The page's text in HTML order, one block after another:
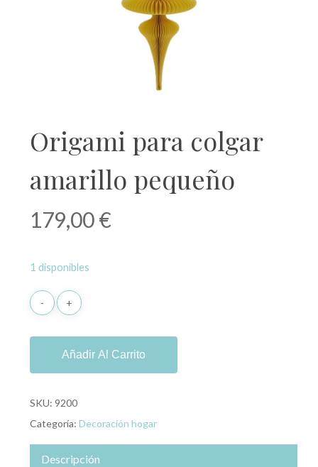
Origami para colgar
amarillo pequeño
179,00€
1 disponibles
Añadir Al Carrito
SKU: 9200
Categoría: Decoración hogar
Descripción